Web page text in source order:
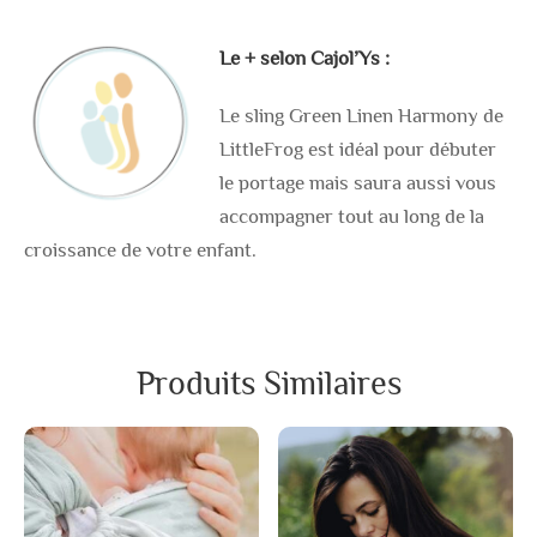
Le + selon Cajol’Ys :
Le sling Green Linen Harmony de
LittleFrog est idéal pour débuter
le portage mais saura aussi vous
accompagner tout au long de la
croissance de votre enfant.
Produits Similaires
Ce
produit
a
Ce
produit
a